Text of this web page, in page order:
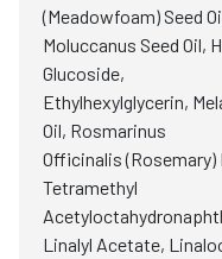
(Meadowfoam) Seed
Moluccanus Seed Oil,
Glucoside,
Ethylhexylglycerin,
Oil, Rosmarinus
Officinalis
Tetramethyl
Linalyl Acetate,